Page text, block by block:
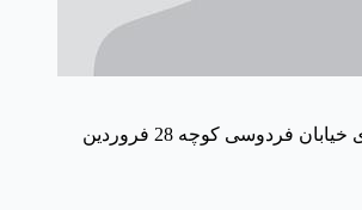
فردوسی کوچه 28 فروردین